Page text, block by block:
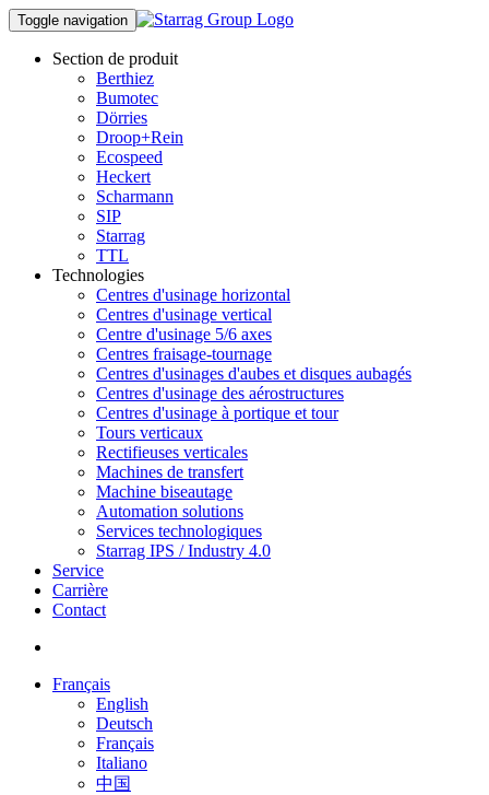
Toggle navigation
Section de produit
Berthiez
Bumotec
Dörries
Droop+Rein
Ecospeed
Heckert
Scharmann
SIP
Starrag
TTL
Technologies
Centres d'usinage horizontal
Centres d'usinage vertical
Centre d'usinage 5/6 axes
Centres fraisage-tournage
Centres d'usinages d'aubes et disques aubagés
Centres d'usinage des aérostructures
Centres d'usinage à portique et tour
Tours verticaux
Rectifieuses verticales
Machines de transfert
Machine biseautage
Automation solutions
Services technologiques
Starrag IPS / Industry 4.0
Service
Carrière
Contact
Français
English
Deutsch
Français
Italiano
中国